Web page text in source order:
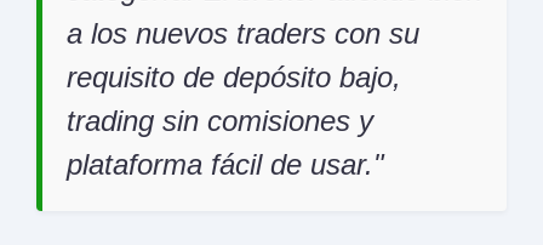
a los nuevos traders con su
requisito de depósito bajo,
trading sin comisiones y
plataforma fácil de usar.